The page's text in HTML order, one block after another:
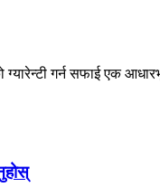
ग्यारेन्टी गर्न सफाई एक